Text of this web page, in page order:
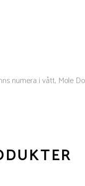
numera i vått, Mole